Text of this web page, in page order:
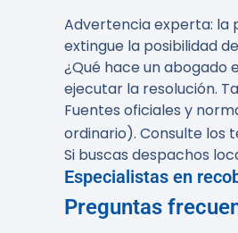
Advertencia experta: la
extingue la posibilidad
¿Qué hace un abogado
ejecutar la resolución.
Fuentes oficiales y
ordinario). Consulte los
Si buscas despachos
Especialistas en
Preguntas